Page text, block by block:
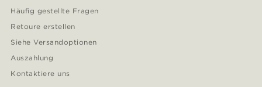
Häufig gestellte Fragen
Retoure erstellen
Siehe Versandoptionen
Auszahlung
Kontaktiere uns